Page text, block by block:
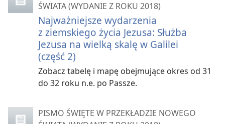
ŚWIATA (WYDANIE Z ROKU 2018)
Najważniejsze wydarzenia
z ziemskiego życia Jezusa: Służba
Jezusa na wielką skalę w Galilei
(część 2)
Zobacz tabelę i mapę obejmujące okres od 31
do 32 roku n.e. po Passze.
PISMO ŚWIĘTE W PRZEKŁADZIE NOWEGO